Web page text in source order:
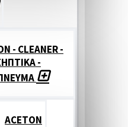
- CLEANER -
-
ACETON